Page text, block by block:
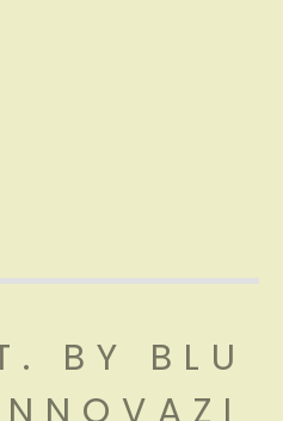
BY BLU